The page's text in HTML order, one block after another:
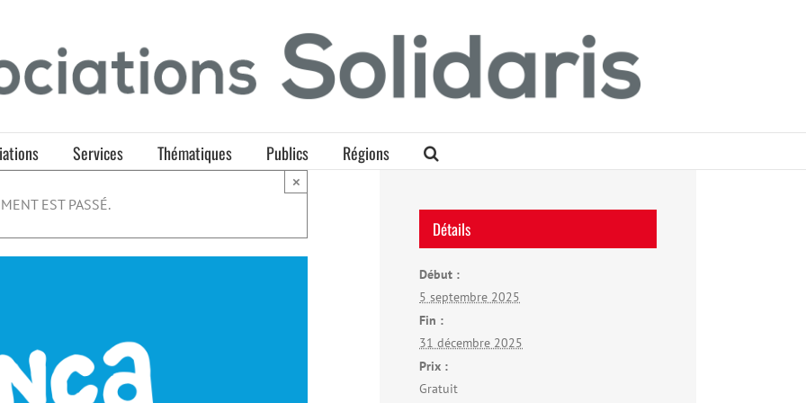
Services Thématiques Publics Régions
EST PASSÉ.
×
Détails
Début :
5 septembre 2025
Fin :
31 décembre 2025
Prix :
Gratuit